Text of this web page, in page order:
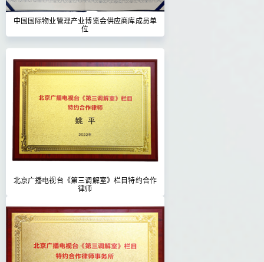
中国国际物业管理产业博览会供应商库成员单
位
北京广播电视台《第三调解室》栏目特约合作
律师